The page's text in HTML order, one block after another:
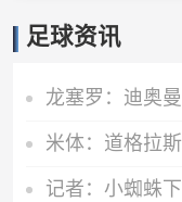
足球资讯